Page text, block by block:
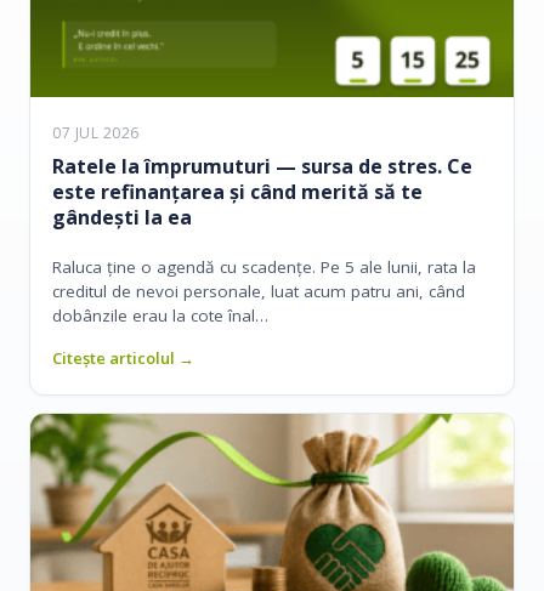
07 JUL 2026
Ratele la împrumuturi — sursa de stres. Ce
este refinanțarea și când merită să te
gândești la ea
Raluca ține o agendă cu scadențe. Pe 5 ale lunii, rata la
creditul de nevoi personale, luat acum patru ani, când
dobânzile erau la cote înal…
Citește articolul →